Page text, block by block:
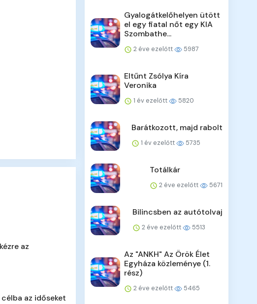
az
az időseket
Gyalogátkelőhelyen ütött
el egy fiatal nőt egy KIA
Szombathe...
2 éve ezelőtt 5987
Eltűnt Zsólya Kíra
Veronika
1 év ezelőtt 5820
Barátkozott, majd rabolt
1 év ezelőtt 5735
Totálkár
2 éve ezelőtt 5671
Bilincsben az autótolvaj
2 éve ezelőtt 5513
Az "ANKH" Az Örök Élet
Egyháza közleménye (1.
rész)
2 éve ezelőtt 5465